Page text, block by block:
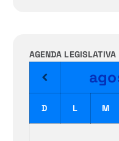
AGENDA LEGISLATIVA
D L M